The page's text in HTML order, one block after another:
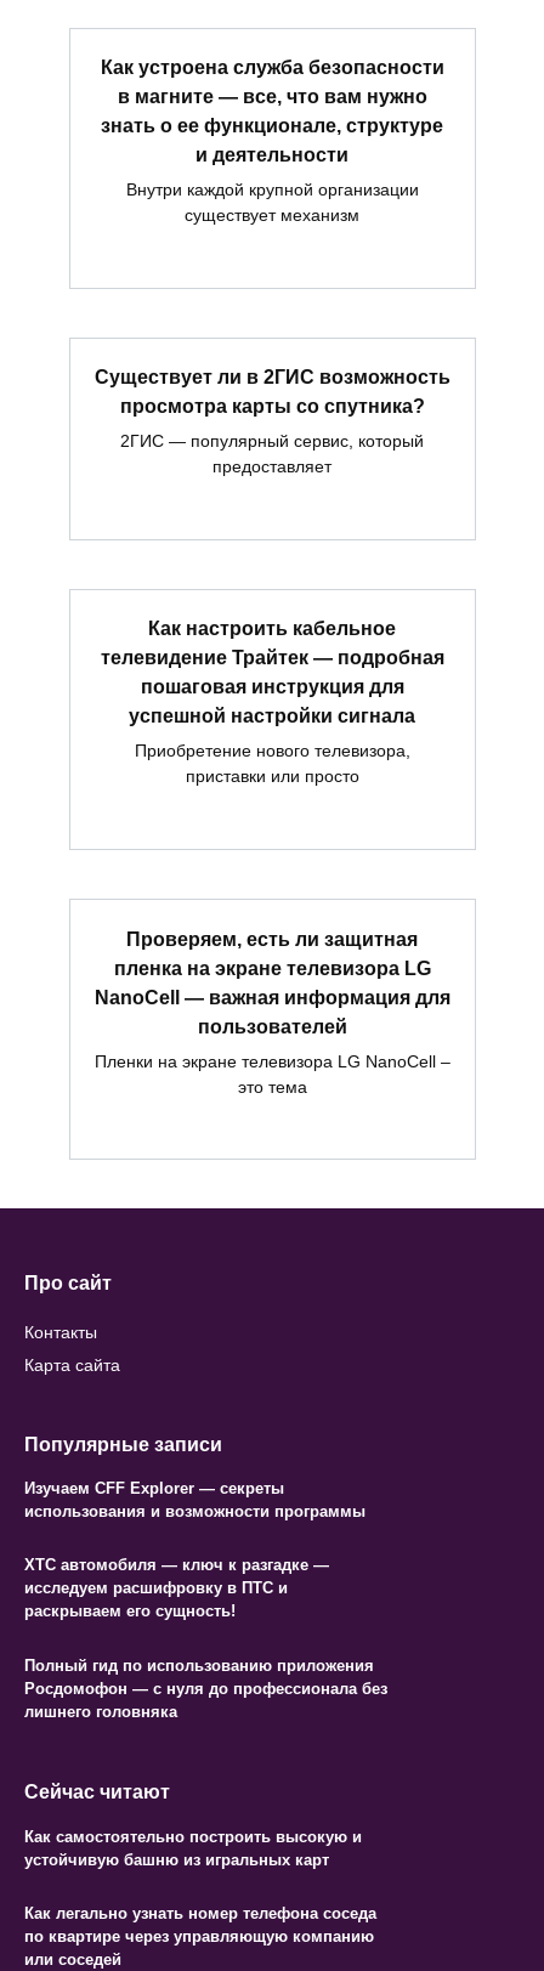
Как устроена служба безопасности
в магните — все, что вам нужно
знать о ее функционале, структуре
и деятельности
Внутри каждой крупной организации
существует механизм
Существует ли в 2ГИС возможность
просмотра карты со спутника?
2ГИС — популярный сервис, который
предоставляет
Как настроить кабельное
телевидение Трайтек — подробная
пошаговая инструкция для
успешной настройки сигнала
Приобретение нового телевизора,
приставки или просто
Проверяем, есть ли защитная
пленка на экране телевизора LG
NanoCell — важная информация для
пользователей
Пленки на экране телевизора LG NanoCell –
это тема
Про сайт
Контакты
Карта сайта
Популярные записи
Изучаем CFF Explorer — секреты
использования и возможности программы
ХТС автомобиля — ключ к разгадке —
исследуем расшифровку в ПТС и
раскрываем его сущность!
Полный гид по использованию приложения
Росдомофон — с нуля до профессионала без
лишнего головняка
Сейчас читают
Как самостоятельно построить высокую и
устойчивую башню из игральных карт
Как легально узнать номер телефона соседа
по квартире через управляющую компанию
или соседей